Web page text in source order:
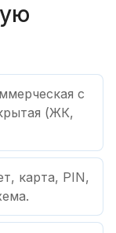
с
(ЖК,
карта, PIN,